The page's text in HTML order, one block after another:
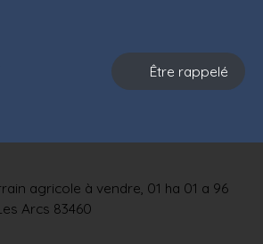
Être rappelé